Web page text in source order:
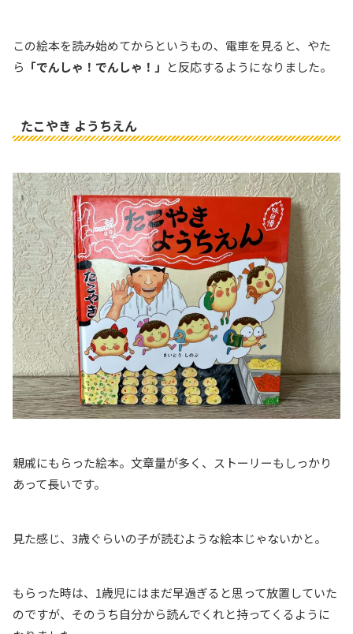
この絵本を読み始めてからというもの、電車を見ると、やた
ら 「でんしゃ！でんしゃ！」 と反応するようになりました。
たこやき ようちえん
親戚にもらった絵本。文章量が多く、ストーリーもしっかり
あって長いです。
見た感じ、3歳ぐらいの子が読むような絵本じゃないかと。
もらった時は、1歳児にはまだ早過ぎると思って放置していた
のですが、そのうち自分から読んでくれと持ってくるように